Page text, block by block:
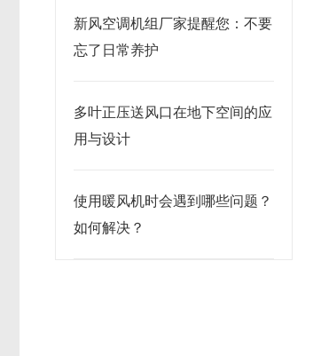
新风空调机组厂家提醒您：不要
忘了日常养护
多叶正压送风口在地下空间的应
用与设计
使用暖风机时会遇到哪些问题？
如何解决？